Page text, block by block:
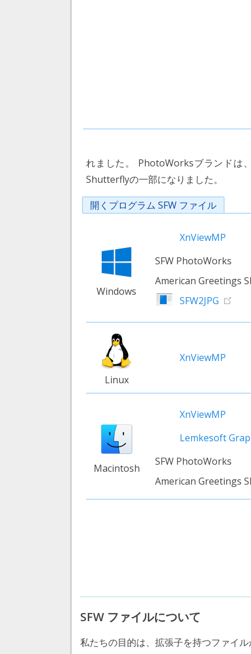
れました。 PhotoWorksブランドは
Shutterflyの一部になりました。
開くプログラム SFW ファイル
Windows
XnViewMP
SFW PhotoWorks
American Greetings
SFW2JPG
Linux
XnViewMP
Macintosh
XnViewMP
Lemkesoft
SFW PhotoWorks
American Greetings
SFW ファイルについて
私たちの目的は、拡張子を持つファイ